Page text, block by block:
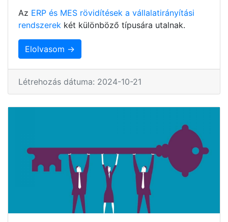
Az ERP és MES rövidítések a vállalatirányítási
rendszerek két különböző típusára utalnak.
Elolvasom →
Létrehozás dátuma: 2024-10-21